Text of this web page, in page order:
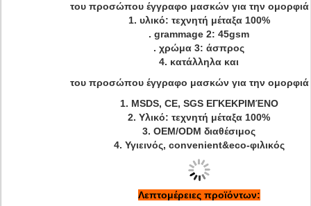
του προσώπου έγγραφο μασκών για την ομορφιά
1. υλικό: τεχνητή μέταξα 100%
. grammage 2: 45gsm
. χρώμα 3: άσπρος
4. κατάλληλα και
του προσώπου έγγραφο μασκών για την ομορφιά
1. MSDS, CE, SGS ΕΓΚΕΚΡΙΜΈΝΟ
2. Υλικό: τεχνητή μέταξα 100%
3. OEM/ODM διαθέσιμος
4. Υγιεινός, convenient&eco-φιλικός
Λεπτομέρειες προϊόντων: